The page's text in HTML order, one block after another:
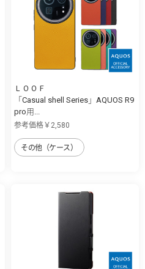
ＬＯＯＦ
「Casual shell Series」AQUOS R9
pro用...
参考価格￥2,580
その他（ケース）